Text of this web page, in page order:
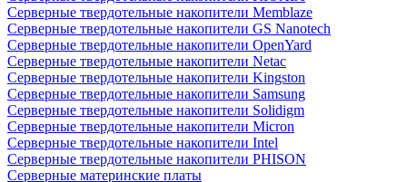
Cерверные твердотельные накопители Memblaze
Cерверные твердотельные накопители GS Nanotech
Серверные твердотельные накопители OpenYard
Серверные твердотельные накопители Netac
Cерверные твердотельные накопители Kingston
Cерверные твердотельные накопители Samsung
Cерверные твердотельные накопители Solidigm
Cерверные твердотельные накопители Micron
Cерверные твердотельные накопители Intel
Cерверные твердотельные накопители PHISON
Серверные материнские платы